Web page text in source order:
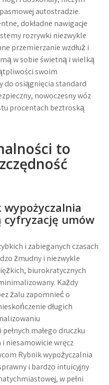
autostradzie.
dokładne nawigacje
rozrywki niezwykle
przemierzanie wzdłuż i
w sobie świetną i wielką
swoim
do osiągnięcia standard
nowoczesny wóz
procentach beztroską
to
wypożyczalnia
cyfryzację umów
i zabieganych czasach
żmudny i niezwykle
biurokratycznych
Każdy
żalu zapomnieć o
długich
małego druczku
niesamowicie wręcz
Rybnik wypożyczalnia
i bardzo intuicyjny
w pełni